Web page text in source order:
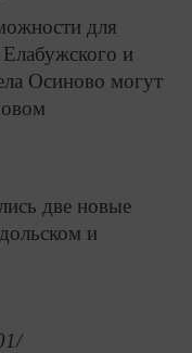
для
и
Осиново могут
две новые
и